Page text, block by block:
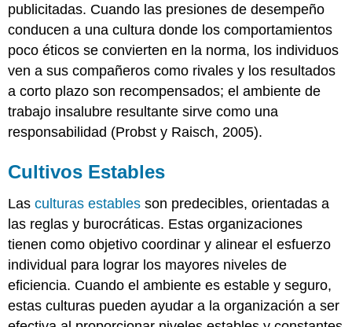
publicitadas. Cuando las presiones de desempeño
conducen a una cultura donde los comportamientos
poco éticos se convierten en la norma, los individuos
ven a sus compañeros como rivales y los resultados
a corto plazo son recompensados; el ambiente de
trabajo insalubre resultante sirve como una
responsabilidad (Probst y Raisch, 2005).
Cultivos Estables
Lasculturas estables son predecibles, orientadas a
las reglas y burocráticas. Estas organizaciones
tienen como objetivo coordinar y alinear el esfuerzo
individual para lograr los mayores niveles de
eficiencia. Cuando el ambiente es estable y seguro,
estas culturas pueden ayudar a la organización a ser